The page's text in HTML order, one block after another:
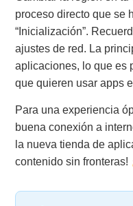
proceso directo que se
“Inicialización”.
ajustes de red. La
aplicaciones, lo que es
que quieren usar apps
Para una experiencia
buena conexión a
la nueva tienda de
contenido sin fronteras!